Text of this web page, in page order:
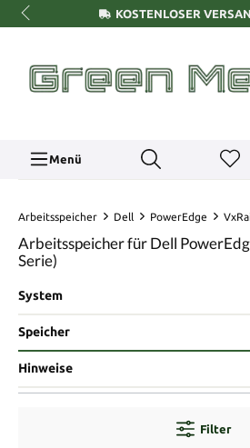
KOSTENLOSER
Menü
Arbeitsspeicher Dell PowerEdge
Arbeitsspeicher für Dell
Serie)
System
Speicher
Hinweise
Filter